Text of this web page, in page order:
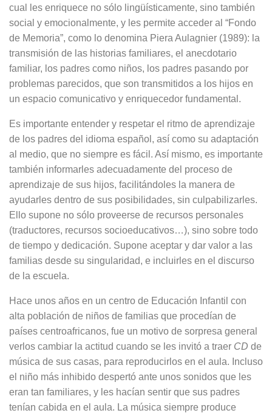
cual les enriquece no sólo lingüísticamente, sino también
social y emocionalmente, y les permite acceder al “Fondo
de Memoria”, como lo denomina Piera Aulagnier (1989): la
transmisión de las historias familiares, el anecdotario
familiar, los padres como niños, los padres pasando por
problemas parecidos, que son transmitidos a los hijos en
un espacio comunicativo y enriquecedor fundamental.
Es importante entender y respetar el ritmo de aprendizaje
de los padres del idioma español, así como su adaptación
al medio, que no siempre es fácil. Así mismo, es importante
también informarles adecuadamente del proceso de
aprendizaje de sus hijos, facilitándoles la manera de
ayudarles dentro de sus posibilidades, sin culpabilizarles.
Ello supone no sólo proveerse de recursos personales
(traductores, recursos socioeducativos…), sino sobre todo
de tiempo y dedicación. Supone aceptar y dar valor a las
familias desde su singularidad, e incluirles en el discurso
de la escuela.
Hace unos años en un centro de Educación Infantil con
alta población de niños de familias que procedían de
países centroafricanos, fue un motivo de sorpresa general
verlos cambiar la actitud cuando se les invitó a traer CD de
música de sus casas, para reproducirlos en el aula. Incluso
el niño más inhibido despertó ante unos sonidos que les
eran tan familiares, y les hacían sentir que sus padres
tenían cabida en el aula. La música siempre produce